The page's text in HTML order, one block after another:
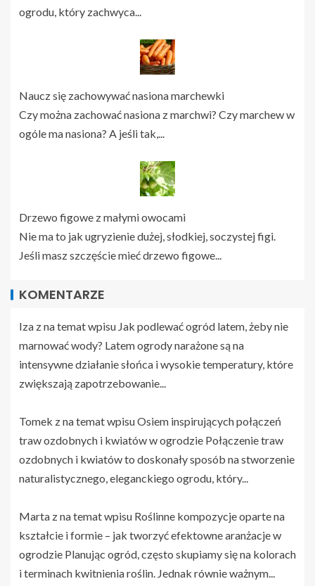
ogrodu, który zachwyca...
Naucz się zachowywać nasiona marchewki
Czy można zachować nasiona z marchwi? Czy marchew w
ogóle ma nasiona? A jeśli tak,...
Drzewo figowe z małymi owocami
Nie ma to jak ugryzienie dużej, słodkiej, soczystej figi.
Jeśli masz szczęście mieć drzewo figowe...
KOMENTARZE
Iza z na temat wpisu Jak podlewać ogród latem, żeby nie
marnować wody? Latem ogrody narażone są na
intensywne działanie słońca i wysokie temperatury, które
zwiększają zapotrzebowanie...
Tomek z na temat wpisuOsiem inspirujących połączeń
traw ozdobnych i kwiatów w ogrodzie Połączenie traw
ozdobnych i kwiatów to doskonały sposób na stworzenie
naturalistycznego, eleganckiego ogrodu, który...
Marta z na temat wpisu Roślinne kompozycje oparte na
kształcie i formie – jak tworzyć efektowne aranżacje w
ogrodzie Planując ogród, często skupiamy się na kolorach
i terminach kwitnienia roślin. Jednak równie ważnym...